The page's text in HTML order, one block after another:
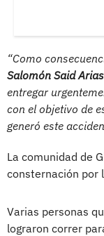
“Como
Salomón Said
entregar
con el objetivo de
generó este
La comunidad de
consternación por
Varias personas
lograron correr